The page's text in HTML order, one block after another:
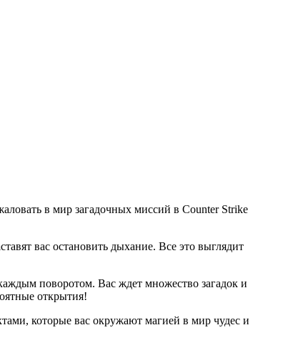
в мир загадочных миссий в Counter Strike
вас остановить дыхание. Все это выглядит
поворотом. Вас ждет множество загадок и
открытия!
которые вас окружают магией в мир чудес и